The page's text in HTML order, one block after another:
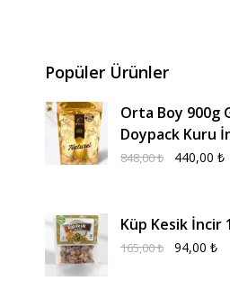
Popüler Ürünler
Orta Boy 900g
Doypack Kuru
848,00₺ 440,00 ₺
Küp Kesik İncir
165,00₺ 94,00 ₺